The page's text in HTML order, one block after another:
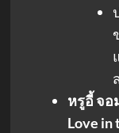
หรูอี้ จอ
Love in